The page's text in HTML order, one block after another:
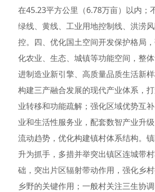
在45.23平方公里（6.78万亩）以内
绿线、黄线、工业用地控制线、洪涝
控。四、优化国土空间开发保护格局
化农业、生态、城镇等功能空间，整
进制造业新引擎、高质量品质生活新
构建三产融合发展的现代产业体系，
业转移和功能疏解；强化区域优势互
业和生活性服务业，配套数智产业升
流动趋势，优化构建镇村体系结构。
升为抓手，多措并举突出镇区连城带
础，突出片区辐射带动作用，强化乡
乡野的关键作用；一般村关注三生协